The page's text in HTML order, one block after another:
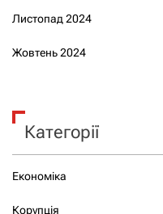
Листопад 2024
Жовтень 2024
Категорії
Економіка
Корупція